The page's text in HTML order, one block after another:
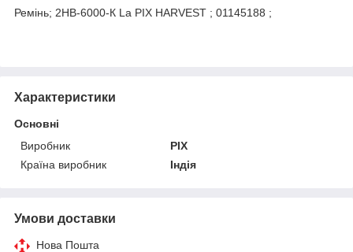
Ремінь; 2НВ-6000-К La PIX HARVEST ; 01145188 ;
Характеристики
Основні
Виробник
PIX
Країна виробник
Індія
Умови доставки
Нова Пошта